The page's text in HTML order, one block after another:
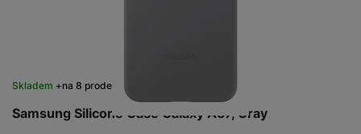
Samsung Silicone Case Galaxy A57, Gray
Skladem na 8 prodejnách